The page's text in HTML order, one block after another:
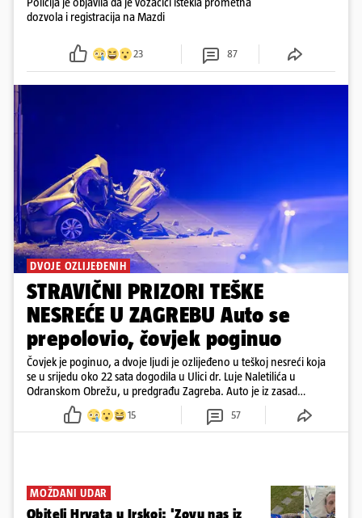
dozvola i registracija na Mazdi
23 87
DVOJE OZLIJEĐENIH
STRAVIČNI PRIZORI TEŠKE
NESREĆE U ZAGREBU Auto se
prepolovio, čovjek poginuo
Čovjek je poginuo, a dvoje ljudi je ozlijeđeno u teškoj nesreći koja
se u srijedu oko 22 sata dogodila u Ulici dr. Luje Naletilića u
Odranskom Obrežu, u predgrađu Zagreba. Auto je iz zasad
neutvrđenih razloga sletio s kolnika, a od siline udara vozilo se
prepolovilo.
15 57
MOŽDANI UDAR
Obitelj Hrvata u Irskoj: 'Zovu nas iz